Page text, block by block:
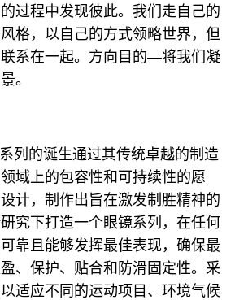
过程中发现彼此。我们走自己的
格，以自己的方式领略世界，但
系在一起。方向目的—将我们凝
。
列的诞生通过其传统卓越的制造
域上的包容性和可持续性的愿
计，制作出旨在激发制胜精神的
究下打造一个眼镜系列，在任何
靠且能够发挥最佳表现，确保最
、保护、贴合和防滑固定性。采
适应不同的运动项目、环境气候